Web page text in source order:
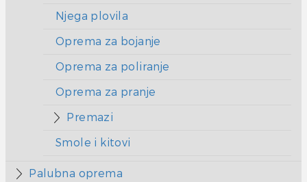
Njega plovila
Oprema za bojanje
Oprema za poliranje
Oprema za pranje
Premazi
Smole i kitovi
Palubna oprema